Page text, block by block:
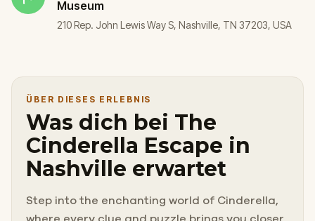
Museum
210 Rep. John Lewis Way S, Nashville, TN 37203, USA
ÜBER DIESES ERLEBNIS
Was dich bei The
Cinderella Escape in
Nashville erwartet
Step into the enchanting world of Cinderella,
where every clue and puzzle brings you closer